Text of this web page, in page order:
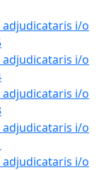
adjudicataris i/o
adjudicataris i/o
adjudicataris i/o
adjudicataris i/o
adjudicataris i/o